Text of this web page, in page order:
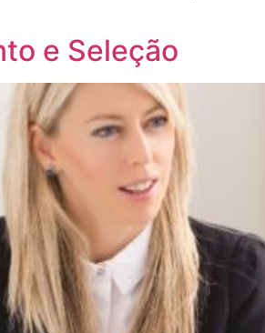
e Seleção